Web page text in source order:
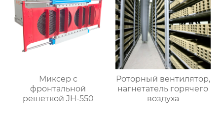
Миксер с
фронтальной
решеткой JH-550
Роторный вентилятор,
нагнетатель горячего
воздуха